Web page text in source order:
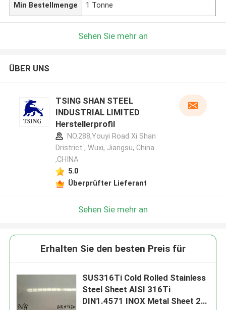
Min Bestellmenge 1 Tonne
Sehen Sie mehr an
ÜBER UNS
TSING SHAN STEEL
INDUSTRIAL LIMITED
Herstellerprofil
NO.288,Youyi Road Xi Shan
Dristrict , Wuxi, Jiangsu, China
,CHINA
5.0
Überprüfter Lieferant
Sehen Sie mehr an
Erhalten Sie den besten Preis für
SUS316Ti Cold Rolled Stainless
Steel Sheet AISI 316Ti
DIN1.4571 INOX Metal Sheet 2B